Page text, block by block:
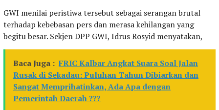
GWI menilai peristiwa tersebut sebagai serangan brutal
terhadap kebebasan pers dan merasa kehilangan yang
begitu besar. Sekjen DPP GWI, Idrus Rosyid menyatakan,
Baca Juga : FRIC Kalbar Angkat Suara Soal Jalan
Rusak di Sekadau: Puluhan Tahun Dibiarkan dan
Sangat Memprihatinkan, Ada Apa dengan
Pemerintah Daerah ???